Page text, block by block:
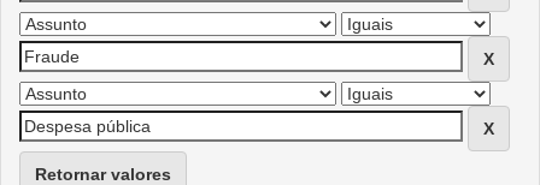
Retornar valores